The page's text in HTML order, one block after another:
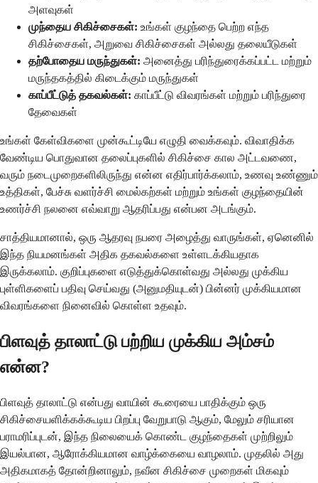
அளவுகள்
முந்தைய சிகிச்சைகள்: உங்கள் குழந்தை பெற்ற எந்த
சிகிச்சைகள், அறுவை சிகிச்சைகள் அல்லது தலையீடுகள்
தற்போதைய மருந்துகள்: அனைத்து பரிந்துரைக்கப்பட்ட மற்றும்
மருந்தகத்தில் கிடைக்கும் மருந்துகள்
காப்பீட்டுத் தகவல்கள்: காப்பீட்டு விவரங்கள் மற்றும் பரிந்துரை
தேவைகள்
உங்கள் கேள்விகளை முன்கூட்டியே எழுதி வைக்கவும். விவாதிக்க
வேண்டிய பொதுவான தலைப்புகளில் சிகிச்சை கால அட்டவணை,
வரும் நடைமுறைகளிலிருந்து என்ன எதிர்பார்க்கலாம், உணவு உண்ணும்
உத்திகள், பேச்சு வளர்ச்சி மைல்கற்கள் மற்றும் உங்கள் குழந்தையின்
உணர்ச்சி நலனை எவ்வாறு ஆதரிப்பது என்பன அடங்கும்.
சாத்தியமானால், ஒரு ஆதரவு நபரை அழைத்து வாருங்கள், ஏனெனில்
இந்த நியமனங்கள் அதிக தகவல்களை உள்ளடக்கியதாக
இருக்கலாம். குறிப்புகளை எடுத்துக்கொள்வது அல்லது முக்கிய
புள்ளிகளைப் பதிவு செய்வது (அனுமதியுடன்) பின்னர் முக்கியமான
விவரங்களை நினைவில் கொள்ள உதவும்.
பிளவுத் தாலாட்டு பற்றிய முக்கிய அம்சம்
என்ன?
பிளவுத் தாலாட்டு என்பது வாயின் கூரையை பாதிக்கும் ஒரு
சிகிச்சையளிக்கக்கூடிய பிறப்பு வேறுபாடு ஆகும், மேலும் சரியான
பராமரிப்புடன், இந்த நிலையைக் கொண்ட குழந்தைகள் முற்றிலும்
இயல்பான, ஆரோக்கியமான வாழ்க்கையை வாழலாம். முதலில் அது
அதிகமாகத் தோன்றினாலும், நவீன சிகிச்சை முறைகள் மிகவும்